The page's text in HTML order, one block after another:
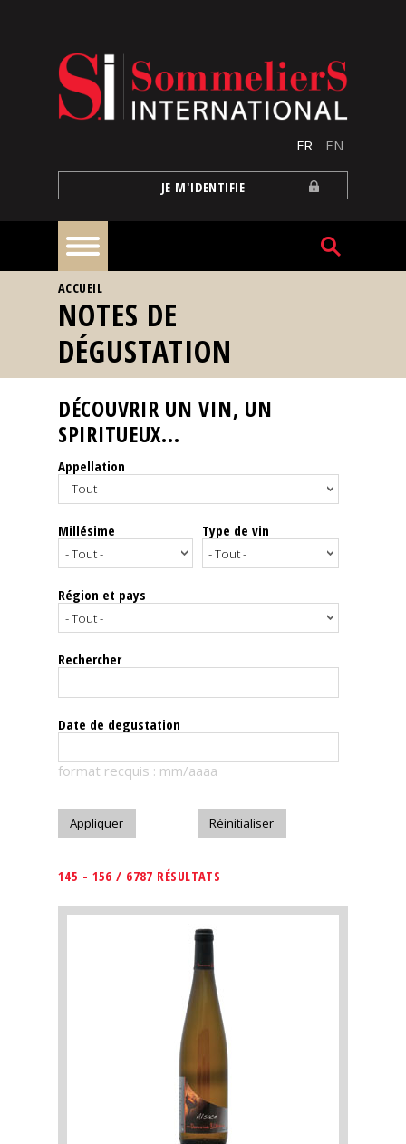
FR EN
JE M'IDENTIFIE
À
la
une
Reportages
Nos
Spiritueux
Notes
dégustation
Le
magazine
Télécharger
VOUS ÊTES ICI
ACCUEIL
NOTES DE
DÉGUSTATION
DÉCOUVRIR UN VIN, UN
SPIRITUEUX...
Appellation
Millésime Type de vin
Région et pays
Rechercher
Date de degustation
format recquis : mm/aaaa
145 - 156 / 6787 RÉSULTATS